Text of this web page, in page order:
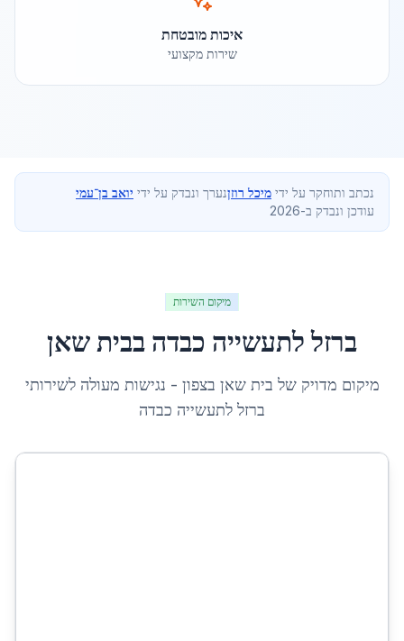
איכות מובטחת
שירות מקצועי
נכתב ותוחקר על ידי מיכל רוזןנערך ונבדק על ידי יואב בן־עמי
עודכן ונבדק ב-2026
מיקום השירות
ברזל לתעשייה כבדה בבית שאן
מיקום מדויק של בית שאן בצפון - נגישות מעולה לשירותי
ברזל לתעשייה כבדה